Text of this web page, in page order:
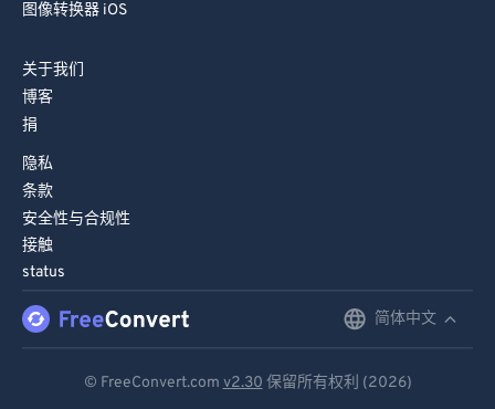
图像转换器 iOS
关于我们
博客
捐
隐私
条款
安全性与合规性
接触
status
简体中文
© FreeConvert.com v2.30 保留所有权利 (2026)